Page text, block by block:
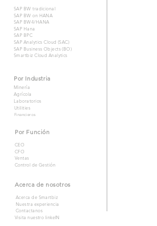
SAP BW tradicional
SAP BW on HANA
SAP BW4/HANA
SAP Hana
SAP BPC
SAP Analytics Cloud (SAC)
SAP Business Objects (BO)
Smartbiz Cloud Analytics
Por Función
CEO
CFO
Ventas
Control de Gestión
Acerca de nosotros
Acerca de Smartbiz
Nuestra experiencia
Contactanos
Por Industria
Minería
Agrícola
Laboratorios
Utilities
Financieros
Visita nuestro linkeIN